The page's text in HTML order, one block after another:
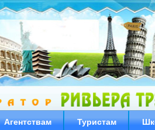
Агентствам Туристам